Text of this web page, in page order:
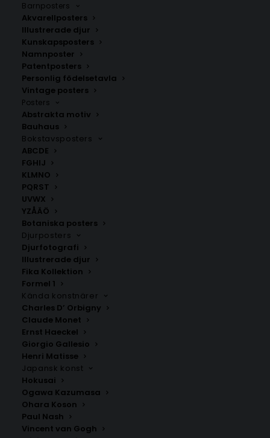
Barnposters
Akvarellposters
Illustrerade djur
Kunskapsposters
Namnposter
Patentposters
Personlig födelsetavla
Vintage posters
Posters
Abstrakta motiv
Bauhaus
Bokstavsposters
ABCDE
FGHIJ
KLMNO
PQRST
UVWX
YZÅÄÖ
Botaniska posters
Djurposters
Djurfotografi
Illustrerade djur
Fika Kollektion
Formel 1
Kända konstnärer
Charles D’ Orbigny
Claude Monet
Ernst Haeckel
Giorgio Gallesio
Henri Matisse
Japansk konst
Hokusai
Ogawa Kazumasa
Ohara Koson
Paul Nash
Vincent van Gogh
30×40 cm och 21×30 cm.
Blekinge län,Karlskrona kommun
ANDRA KÖPTE ÄVEN
Fjärdsjömåla
Fr. 200.00